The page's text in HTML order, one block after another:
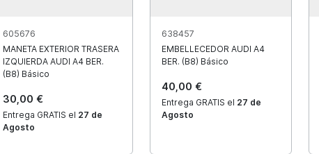
605676
MANETA EXTERIOR TRASERA
IZQUIERDA AUDI A4 BER.
(B8) Básico
30,00 €
Entrega GRATIS el 27 de
Agosto
638457
EMBELLECEDOR AUDI A4
BER. (B8) Básico
40,00 €
Entrega GRATIS el 27 de
Agosto